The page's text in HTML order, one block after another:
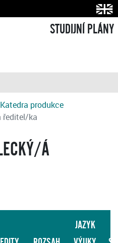
STUDIJNÍ PLÁNY
Katedra produkce
ředitel/ka
Á
JAZYK